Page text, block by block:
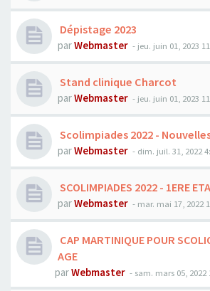
Dépistage 2023
parWebmaster - jeu. juin 01, 2023
Stand clinique Charcot
parWebmaster - jeu. juin 01, 2023
Scolimpiades 2022 -
parWebmaster - dim. juil. 31, 2022
SCOLIMPIADES 2022 - 1ERE
parWebmaster - mar. mai 17, 2022
CAP MARTINIQUE POUR
AGE
parWebmaster - sam. mars 05, 2022